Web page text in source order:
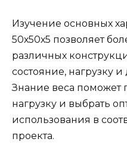
Изучение основных
50х50х5 позволяет
различных
состояние, нагрузку
Знание веса поможет
нагрузку и выбрать
использования в
проекта.